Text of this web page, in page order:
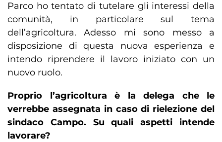
Parco ho tentato di tutelare gli interessi della
comunità, in particolare sul tema
dell’agricoltura. Adesso mi sono messo a
disposizione di questa nuova esperienza e
intendo riprendere il lavoro iniziato con un
nuovo ruolo.
Proprio l’agricoltura è la delega che le
verrebbe assegnata in caso di rielezione del
sindaco Campo. Su quali aspetti intende
lavorare?